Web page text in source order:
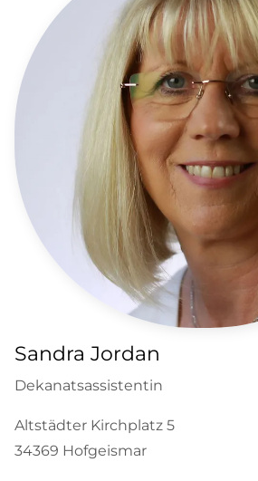
Sandra Jordan
Dekanatsassistentin
Altstädter Kirchplatz 5
34369 Hofgeismar